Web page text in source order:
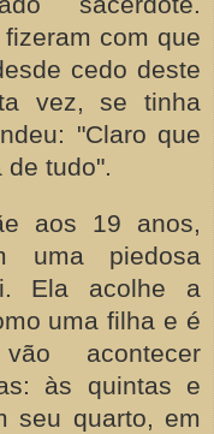
com que
cedo deste
vez, se tinha
"Claro que
de tudo".
aos 19 anos,
uma piedosa
Ela acolhe a
uma filha e é
acontecer
às quintas e
seu quarto, em